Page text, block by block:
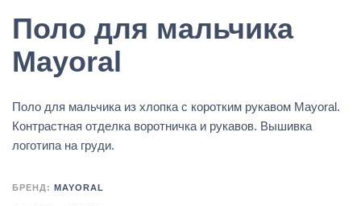
Поло для мальчика
Mayoral
Поло для мальчика из хлопка с коротким рукавом Mayoral.
Контрастная отделка воротничка и рукавов. Вышивка
логотипа на груди.
БРЕНД: MAYORAL